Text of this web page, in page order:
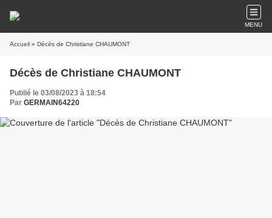
MENU
Accueil » Décès de Christiane CHAUMONT
Décès de Christiane CHAUMONT
Publié le 03/08/2023 à 18:54
Par GERMAIN64220